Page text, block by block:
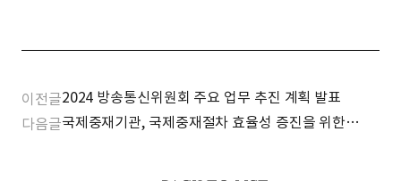
이전글2024 방송통신위원회 주요 업무 추진 계획 발표
다음글국제중재기관, 국제중재절차 효율성 증진을 위한